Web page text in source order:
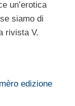
un’erotica
siamo di
rivista V.
edizione